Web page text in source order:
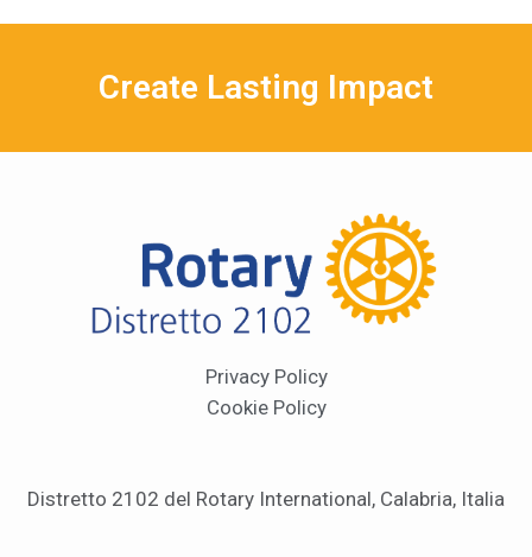
Create Lasting Impact
Privacy Policy
Cookie Policy
Distretto 2102 del Rotary International, Calabria, Italia